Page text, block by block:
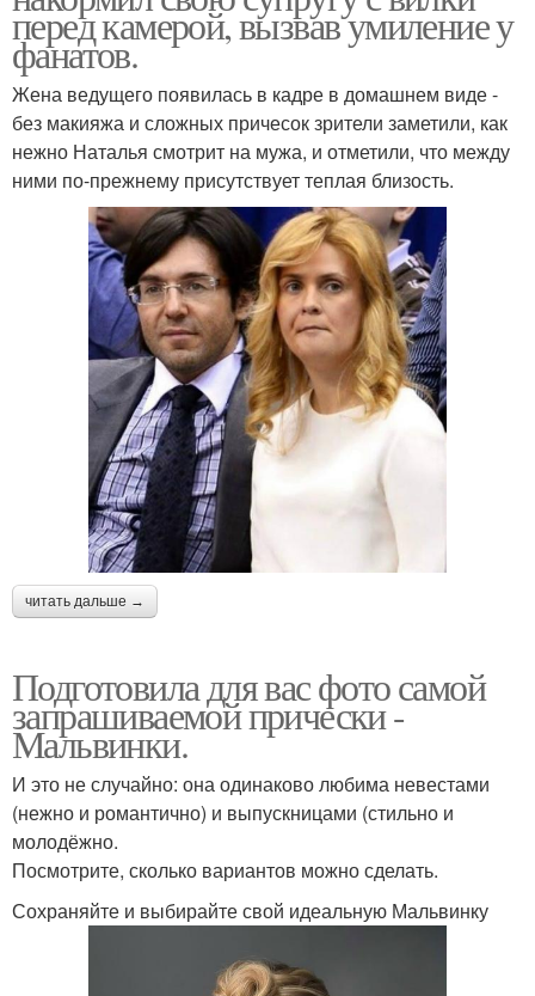
перед камерой, вызвав умиление у
фанатов.
Жена ведущего появилась в кадре в домашнем виде -
без макияжа и сложных причесок зрители заметили, как
нежно Наталья смотрит на мужа, и отметили, что между
ними по-прежнему присутствует теплая близость.
читать дальше →
Подготовила для вас фото самой
запрашиваемой прически -
Мальвинки.
И это не случайно: она одинаково любима невестами
(нежно и романтично) и выпускницами (стильно и
молодёжно.
Посмотрите, сколько вариантов можно сделать.
Сохраняйте и выбирайте свой идеальную Мальвинку